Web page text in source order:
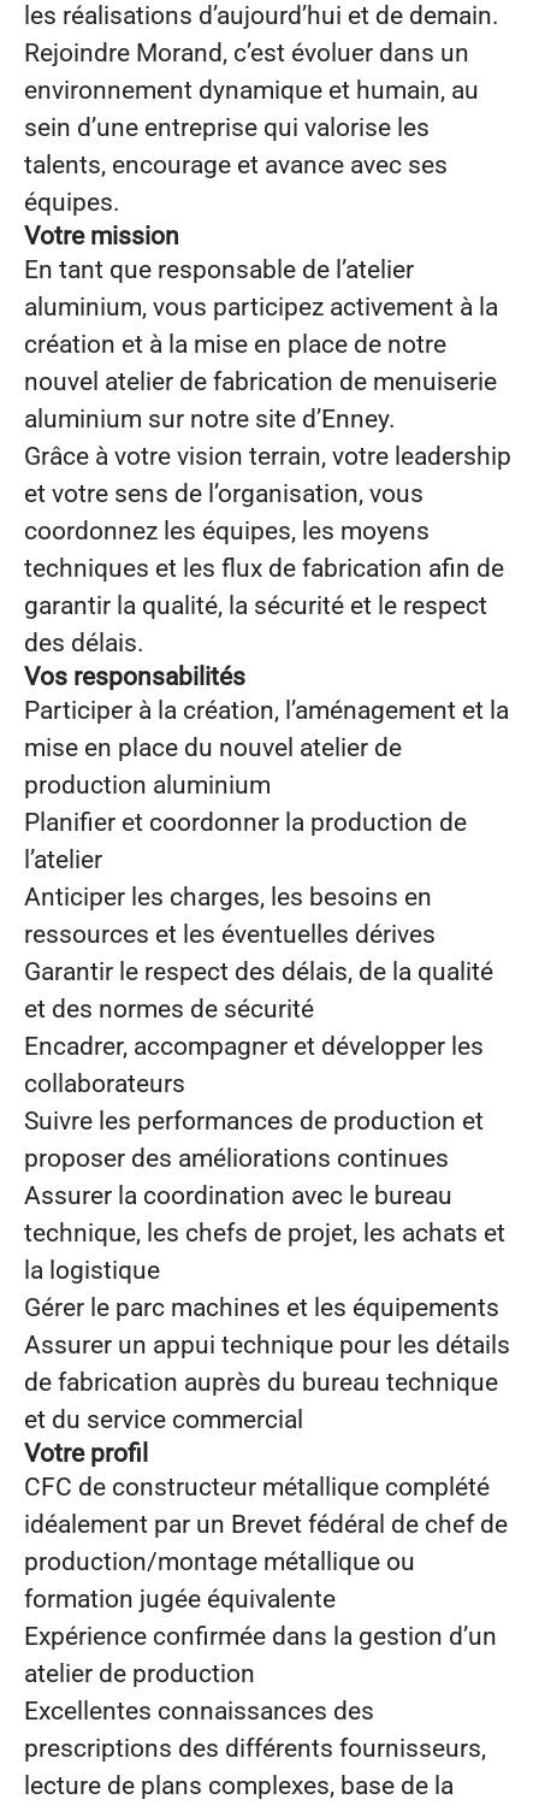
les réalisations d’aujourd’hui et de demain.
Rejoindre Morand, c’est évoluer dans un
environnement dynamique et humain, au
sein d’une entreprise qui valorise les
talents, encourage et avance avec ses
équipes.
Votre mission
En tant que responsable de l’atelier
aluminium, vous participez activement à la
création et à la mise en place de notre
nouvel atelier de fabrication de menuiserie
aluminium sur notre site d’Enney.
Grâce à votre vision terrain, votre leadership
et votre sens de l’organisation, vous
coordonnez les équipes, les moyens
techniques et les flux de fabrication afin de
garantir la qualité, la sécurité et le respect
des délais.
Vos responsabilités
Participer à la création, l’aménagement et la
mise en place du nouvel atelier de
production aluminium
Planifier et coordonner la production de
l’atelier
Anticiper les charges, les besoins en
ressources et les éventuelles dérives
Garantir le respect des délais, de la qualité
et des normes de sécurité
Encadrer, accompagner et développer les
collaborateurs
Suivre les performances de production et
proposer des améliorations continues
Assurer la coordination avec le bureau
technique, les chefs de projet, les achats et
la logistique
Gérer le parc machines et les équipements
Assurer un appui technique pour les détails
de fabrication auprès du bureau technique
et du service commercial
Votre profil
CFC de constructeur métallique complété
idéalement par un Brevet fédéral de chef de
production/montage métallique ou
formation jugée équivalente
Expérience confirmée dans la gestion d’un
atelier de production
Excellentes connaissances des
prescriptions des différents fournisseurs,
lecture de plans complexes, base de la